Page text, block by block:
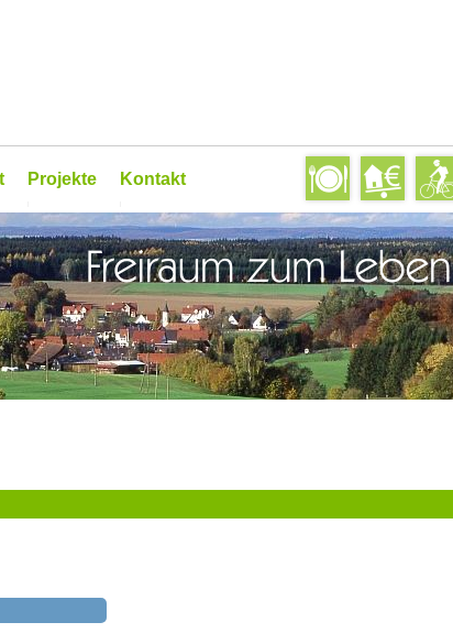
stark
Projekte
Anlaufstelle für Senioren
Ausbildungskompass
Christkind gesucht
Erlebnis-Radweg Landwirtschaft
Freiraum-Kalender
Innenentwicklung
Jugendarbeit
Ländliches Kernwegenetz
Naturfreibad im Holzwinkel
Regionalbudget
Kontakt
Newsletter
Linkliste
Download
Datenschutz